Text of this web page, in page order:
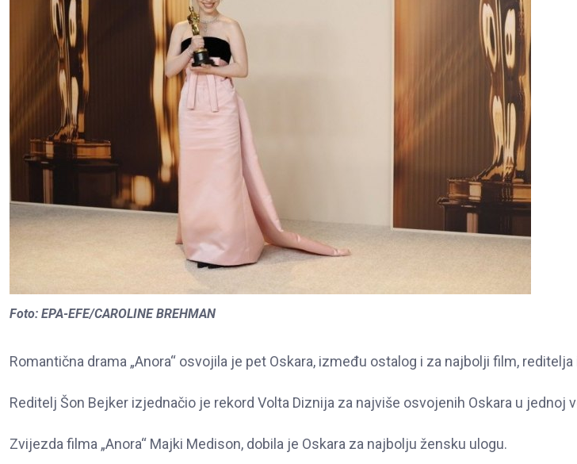
Foto: EPA-EFE/CAROLINE BREHMAN
Romantična drama „Anora“ osvojila je pet Oskara, između ostalog i za najbolji film,
Reditelj Šon Bejker izjednačio je rekord Volta Diznija za najviše osvojenih Oskara u jednoj
Zvijezda filma „Anora“ Majki Medison, dobila je Oskara za najbolju žensku ulogu.